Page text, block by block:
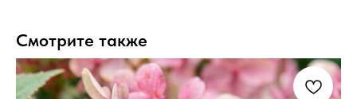
Смотрите также